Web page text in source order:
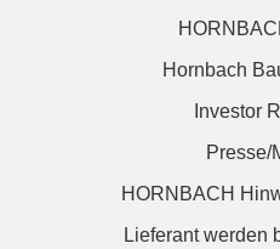
Hornbach
Investor
Presse/
HORNBACH
Lieferant werden